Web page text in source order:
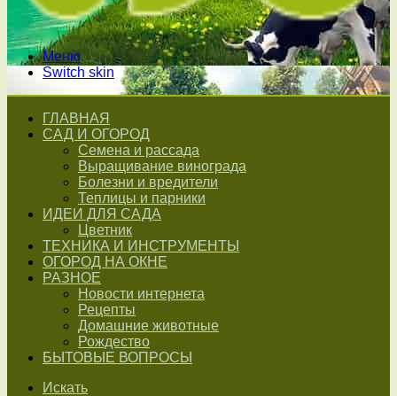
Меню
Switch skin
ГЛАВНАЯ
САД И ОГОРОД
Семена и рассада
Выращивание винограда
Болезни и вредители
Теплицы и парники
ИДЕИ ДЛЯ САДА
Цветник
ТЕХНИКА И ИНСТРУМЕНТЫ
ОГОРОД НА ОКНЕ
РАЗНОЕ
Новости интернета
Рецепты
Домашние животные
Рождество
БЫТОВЫЕ ВОПРОСЫ
Искать